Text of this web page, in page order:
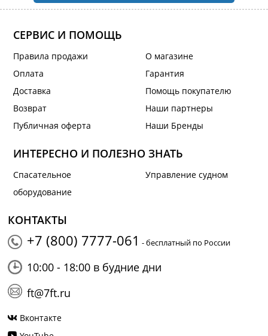
СЕРВИС И ПОМОЩЬ
Правила продажи
Оплата
Доставка
Возврат
Публичная оферта
О магазине
Гарантия
Помощь покупателю
Наши партнеры
Наши Бренды
ИНТЕРЕСНО И ПОЛЕЗНО ЗНАТЬ
Спасательное
оборудование
Управление судном
КОНТАКТЫ
+7 (800) 7777-061 - бесплатный по России
10:00 - 18:00 в будние дни
ft@7ft.ru
Вконтакте